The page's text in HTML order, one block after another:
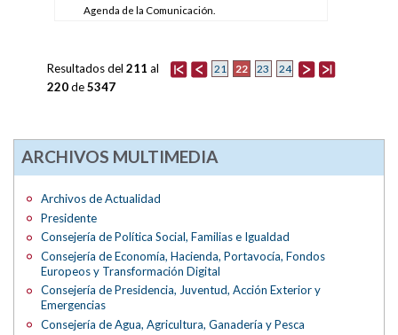
Agenda de la Comunicación.
21 22 23 24
Resultados del211 al
220de5347
ARCHIVOS MULTIMEDIA
Archivos de Actualidad
Presidente
Consejería de Política Social, Familias e Igualdad
Consejería de Economía, Hacienda, Portavocía, Fondos
Europeos y Transformación Digital
Consejería de Presidencia, Juventud, Acción Exterior y
Emergencias
Consejería de Agua, Agricultura, Ganadería y Pesca